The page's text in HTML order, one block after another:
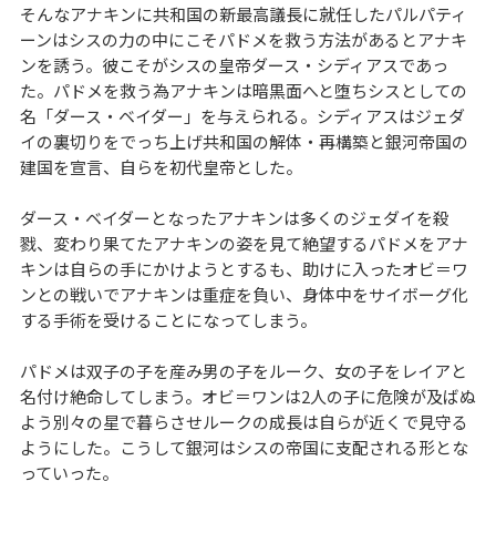
そんなアナキンに共和国の新最高議長に就任したパルパティ
ーンはシスの力の中にこそパドメを救う方法があるとアナキ
ンを誘う。彼こそがシスの皇帝ダース・シディアスであっ
た。パドメを救う為アナキンは暗黒面へと堕ちシスとしての
名「ダース・ベイダー」を与えられる。シディアスはジェダ
イの裏切りをでっち上げ共和国の解体・再構築と銀河帝国の
建国を宣言、自らを初代皇帝とした。
ダース・ベイダーとなったアナキンは多くのジェダイを殺
戮、変わり果てたアナキンの姿を見て絶望するパドメをアナ
キンは自らの手にかけようとするも、助けに入ったオビ＝ワ
ンとの戦いでアナキンは重症を負い、身体中をサイボーグ化
する手術を受けることになってしまう。
パドメは双子の子を産み男の子をルーク、女の子をレイアと
名付け絶命してしまう。オビ＝ワンは2人の子に危険が及ばぬ
よう別々の星で暮らさせルークの成長は自らが近くで見守る
ようにした。こうして銀河はシスの帝国に支配される形とな
っていった。